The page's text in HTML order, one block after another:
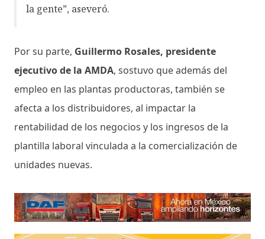
la gente”, aseveró.
Por su parte, Guillermo Rosales, presidente
ejecutivo de la AMDA, sostuvo que además del
empleo en las plantas productoras, también se
afecta a los distribuidores, al impactar la
rentabilidad de los negocios y los ingresos de la
plantilla laboral vinculada a la comercialización de
unidades nuevas.